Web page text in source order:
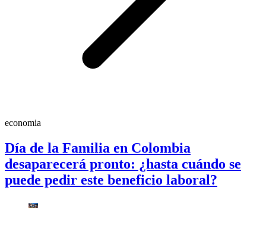
economia
Día de la Familia en Colombia
desaparecerá pronto: ¿hasta cuándo se
puede pedir este beneficio laboral?